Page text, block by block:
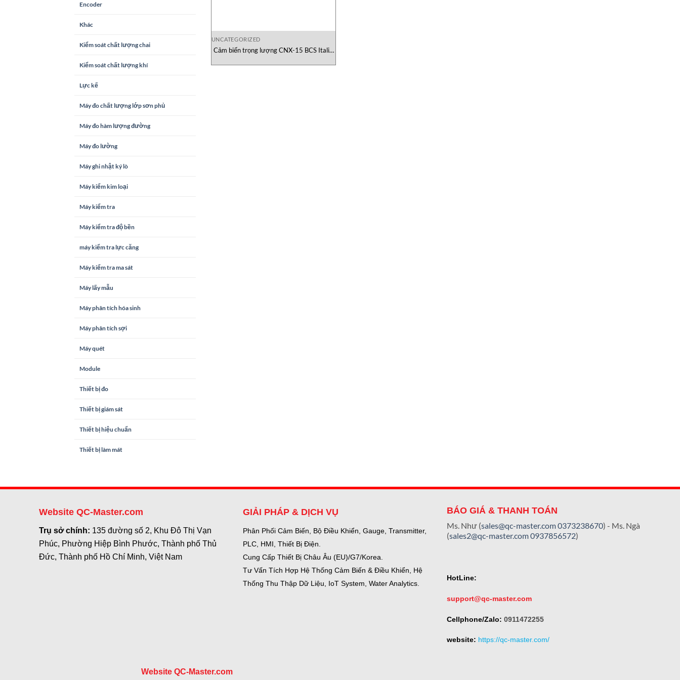
Encoder
Khác
Kiểm soát chất lượng chai
Kiểm soát chất lượng khí
Lực kế
Máy đo chất lượng lớp sơn phủ
Máy đo hàm lượng đường
Máy đo lường
Máy ghi nhật ký lò
Máy kiểm kim loại
Máy kiểm tra
Máy kiểm tra độ bền
máy kiểm tra lực căng
Máy kiểm tra ma sát
Máy lấy mẫu
Máy phân tích hóa sinh
Máy phân tích sợi
Máy quét
Module
Thiết bị đo
Thiết bị giám sát
Thiết bị hiệu chuẩn
Thiết bị làm mát
UNCATEGORIZED
Cảm biến trọng lượng CNX-15 BCS Italia
Website QC-Master.com
Trụ sở chính: 135 đường số 2, Khu Đô Thị Vạn
Phúc, Phường Hiệp Bình Phước, Thành phố Thủ
Đức, Thành phố Hồ Chí Minh, Việt Nam
GIẢI PHÁP & DỊCH VỤ
Phân Phối Cảm Biến, Bộ Điều Khiển, Gauge, Transmitter,
PLC, HMI, Thiết Bị Điện.
Cung Cấp Thiết Bị Châu Âu (EU)/G7/Korea.
Tư Vấn Tích Hợp Hệ Thống Cảm Biến & Điều Khiển, Hệ
Thống Thu Thập Dữ Liệu, IoT System, Water Analytics.
BÁO GIÁ & THANH TOÁN
Ms. Như (sales@qc-master.com0373238670) - Ms. Ngà
(sales2@qc-master.com0937856572)
HotLine:
support@qc-master.com
Cellphone/Zalo: 0911472255
website: https://qc-master.com/
Website QC-Master.com